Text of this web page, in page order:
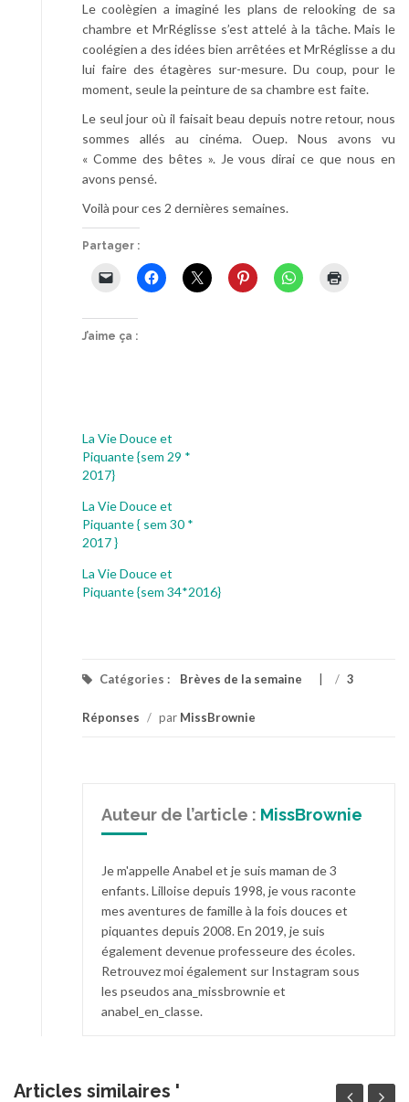
Le coolègien a imaginé les plans de relooking de sa
chambre et MrRéglisse s’est attelé à la tâche. Mais le
coolégien a des idées bien arrêtées et MrRéglisse a du
lui faire des étagères sur-mesure. Du coup, pour le
moment, seule la peinture de sa chambre est faite.
Le seul jour où il faisait beau depuis notre retour, nous
sommes allés au cinéma. Ouep. Nous avons vu
« Comme des bêtes ». Je vous dirai ce que nous en
avons pensé.
Voilà pour ces 2 dernières semaines.
Partager :
J’aime ça :
La Vie Douce et
Piquante {sem 29 *
2017}
La Vie Douce et
Piquante { sem 30 *
2017 }
La Vie Douce et
Piquante {sem 34*2016}
Catégories : Brèves de la semaine / 3
Réponses / par MissBrownie
Auteur de l’article : MissBrownie
Je m'appelle Anabel et je suis maman de 3
enfants. Lilloise depuis 1998, je vous raconte
mes aventures de famille à la fois douces et
piquantes depuis 2008. En 2019, je suis
également devenue professeure des écoles.
Retrouvez moi également sur Instagram sous
les pseudos ana_missbrownie et
anabel_en_classe.
Articles similaires '